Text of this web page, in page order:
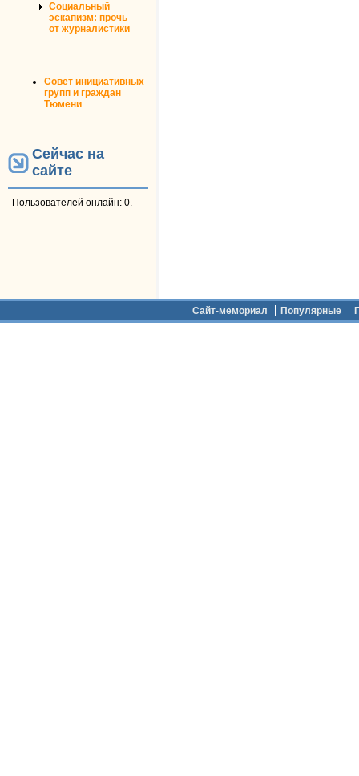
Социальный
эскапизм: прочь
от журналистики
Совет инициативных
групп и граждан
Тюмени
Сейчас на
сайте
Пользователей онлайн: 0.
Сайт-мемориал Популярные